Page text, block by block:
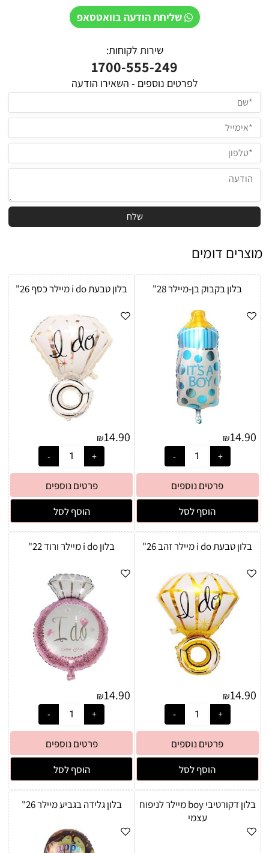
שליחת הודעה בוואטסאפ
שירות לקוחות:
1700-555-249
לפרטים נוספים - השאירו הודעה
מוצרים דומים
בלון בקבוק בן-מיילר 28"
₪14.90
פרטים נוספים
הוסף לסל
בלון טבעת i do מיילר כסף 26"
₪14.90
פרטים נוספים
הוסף לסל
בלון טבעת i do מיילר זהב 26"
₪14.90
פרטים נוספים
הוסף לסל
בלון i do מיילר ורוד 22"
₪14.90
פרטים נוספים
הוסף לסל
בלון דקורטיבי boy מיילר לניפוח
עצמי
בלון גלידה בגביע מיילר 26"